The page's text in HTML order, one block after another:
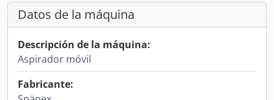
Datos de la máquina
Descripción de la máquina:
Aspirador móvil
Fabricante: